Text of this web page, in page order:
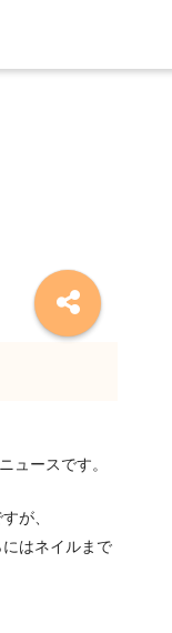
ュースです。
が、
はネイルまで